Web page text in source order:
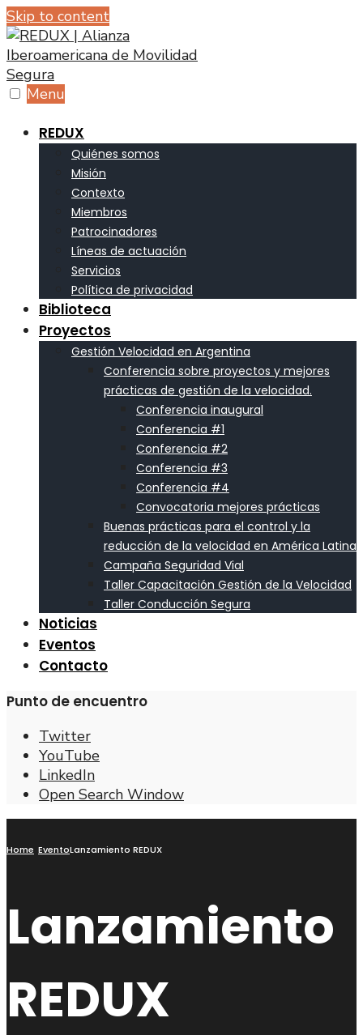
Skip to content
Menu
REDUX
Quiénes somos
Misión
Contexto
Miembros
Patrocinadores
Líneas de actuación
Servicios
Política de privacidad
Biblioteca
Proyectos
Gestión Velocidad en Argentina
Conferencia sobre proyectos y mejores
prácticas de gestión de la velocidad.
Conferencia inaugural
Conferencia #1
Conferencia #2
Conferencia #3
Conferencia #4
Convocatoria mejores prácticas
Buenas prácticas para el control y la
reducción de la velocidad en América Latina
Campaña Seguridad Vial
Taller Capacitación Gestión de la Velocidad
Taller Conducción Segura
Noticias
Eventos
Contacto
Punto de encuentro
Twitter
YouTube
LinkedIn
Open Search Window
Home EventoLanzamiento REDUX
Lanzamiento
REDUX